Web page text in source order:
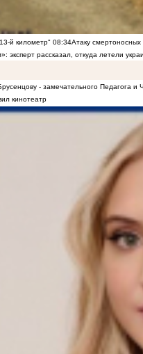
й километр" 08:34Атаку
эксперт рассказал, откуда летели
- замечательного Педагога и
кинотеатр